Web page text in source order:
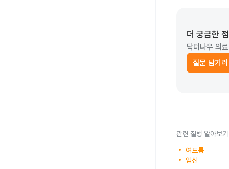
더 궁금한
닥터나우 의
질문 남기
관련 질병 알아보기
여드름
임신